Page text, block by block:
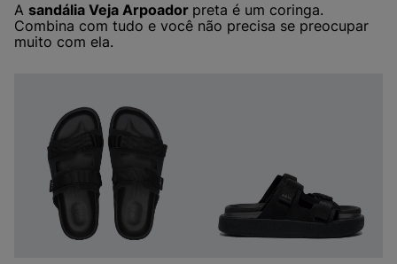
A sandália Veja Arpoador preta é um coringa.
Combina com tudo e você não precisa se preocupar
muito com ela.